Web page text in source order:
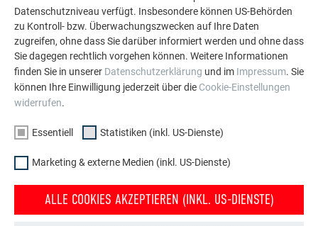
DIE FASSADE – ROUTINE UND
MILLIMETERARBEIT
Datenschutzniveau verfügt. Insbesondere können US-Behörden
zu Kontroll- bzw. Überwachungszwecken auf Ihre Daten
zugreifen, ohne dass Sie darüber informiert werden und ohne dass
Sie dagegen rechtlich vorgehen können. Weitere Informationen
finden Sie in unserer Datenschutzerklärung und im Impressum. Sie
können Ihre Einwilligung jederzeit über die Cookie-Einstellungen
widerrufen.
Essentiell Statistiken (inkl. US-Dienste)
Marketing & externe Medien (inkl. US-Dienste)
ALLE COOKIES AKZEPTIEREN (INKL. US-DIENSTE)